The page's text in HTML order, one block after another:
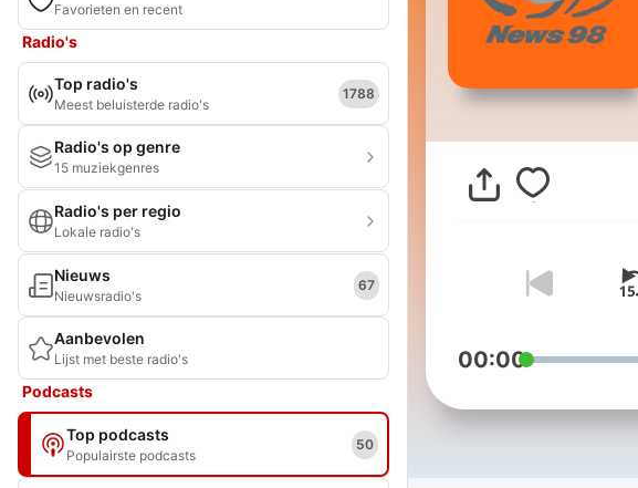
Favorieten en recent
Radio's
Top radio's
Meest beluisterde radio's
1788
Radio's op genre
15 muziekgenres
Radio's per regio
Lokale radio's
Nieuws
Nieuwsradio's
67
Aanbevolen
Lijst met beste radio's
Podcasts
Top podcasts
Populairste podcasts
50
00:00